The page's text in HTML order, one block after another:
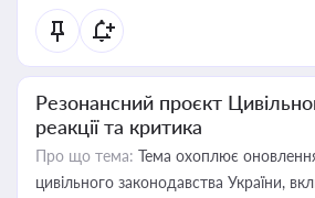
Резонансний проєкт
реакції та критика
Про що тема: Тема охоплює
цивільного законодавства України,